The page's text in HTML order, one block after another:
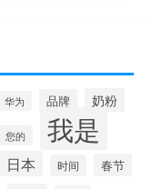
华为 品牌 奶粉
您的 我是
日本 时间 春节